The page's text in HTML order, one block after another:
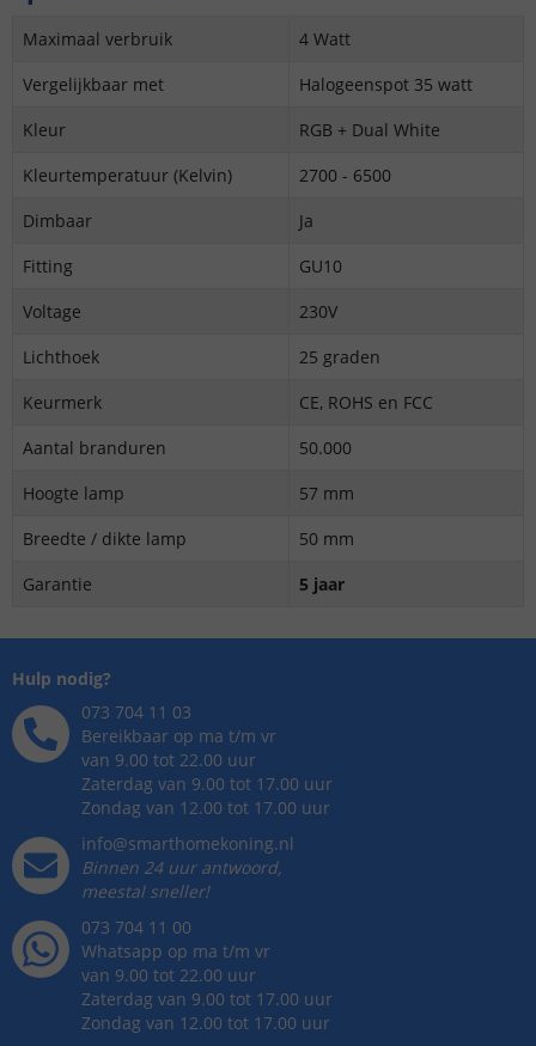
Maximaal verbruik
4 Watt
Vergelijkbaar met
Halogeenspot 35 watt
Kleur
RGB + Dual White
Kleurtemperatuur (Kelvin)
2700 - 6500
Dimbaar
Ja
Fitting
GU10
Voltage
230V
Lichthoek
25 graden
Keurmerk
CE, ROHS en FCC
Aantal branduren
50.000
Hoogte lamp
57 mm
Breedte / dikte lamp
50 mm
Garantie
5 jaar
Hulp nodig?
073 704 11 03
Bereikbaar op ma t/m vr
van 9.00 tot 22.00 uur
Zaterdag van 9.00 tot 17.00 uur
Zondag van 12.00 tot 17.00 uur
info@smarthomekoning.nl
Binnen 24 uur antwoord,
meestal sneller!
073 704 11 00
Whatsapp op ma t/m vr
van 9.00 tot 22.00 uur
Zaterdag van 9.00 tot 17.00 uur
Zondag van 12.00 tot 17.00 uur